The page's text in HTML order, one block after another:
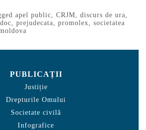
apel public, CRJM, discurs de ura,
, prejudecata, promolex, societatea
PUBLICAȚII
Justiție
Drepturile Omului
Societate civilă
Infografice